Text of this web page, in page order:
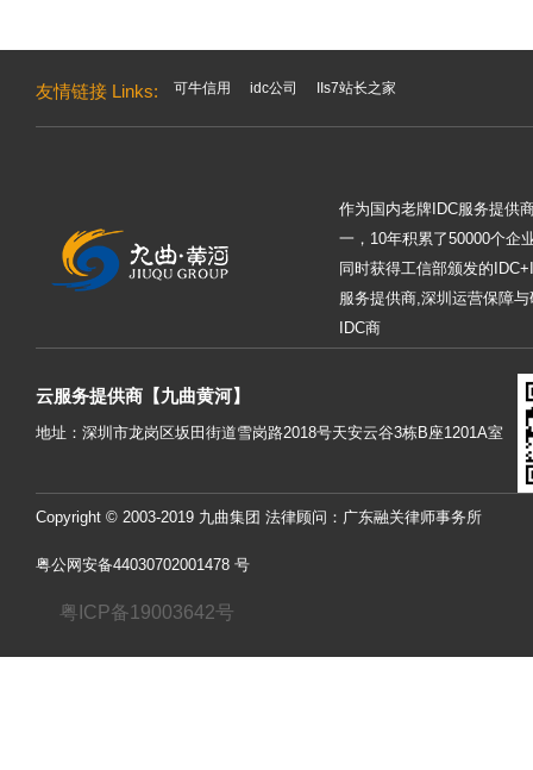
友情链接 Links: 可牛信用 idc公司 IIs7站长之家
作为国内老牌IDC服务提供
一，10年积累了50000个企
同时获得工信部颁发的
服务提供商,深圳运营保障
IDC商
云服务提供商【九曲黄河】
地址：深圳市龙岗区坂田街道雪岗路2018号天安云谷3栋B座1201A室
Copyright © 2003-2019 九曲集团 法律顾问：广东融关律师事务所
粤公网安备44030702001478 号
粤ICP备19003642号